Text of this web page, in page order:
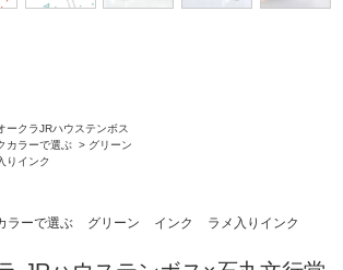
ークラJRハウステンボス
カラーで選ぶ > グリーン
りインク
ラーで選ぶ グリーン インク ラメ入りインク